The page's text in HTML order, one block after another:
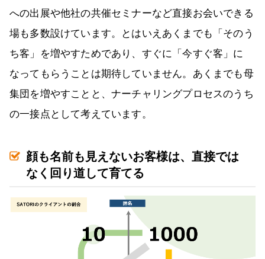
への出展や他社の共催セミナーなど直接お会いできる
場も多数設けています。とはいえあくまでも「そのう
ち客」を増やすためであり、すぐに「今すぐ客」に
なってもらうことは期待していません。あくまでも母
集団を増やすことと、ナーチャリングプロセスのうち
の一接点として考えています。
顔も名前も見えないお客様は、直接では
なく回り道して育てる